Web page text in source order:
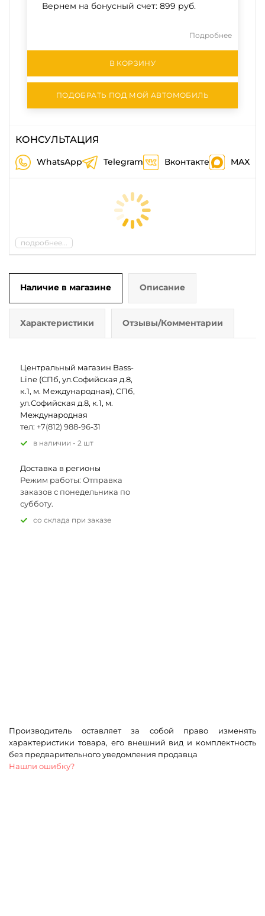
Вернем на бонусный счет: 899 руб.
Подробнее
В КОРЗИНУ
ПОДОБРАТЬ ПОД МОЙ АВТОМОБИЛЬ
КОНСУЛЬТАЦИЯ
WhatsApp Telegram Вконтакте MAX
подробнее...
Наличие в магазине Описание
Характеристики Отзывы/Комментарии
Центральный магазин Bass-
Line (СПб, ул.Софийская д.8,
к.1, м. Международная), СПб,
ул.Софийская д.8, к.1, м.
Международная
тел: +7(812) 988-96-31
В наличии - 2 шт
Доставка в регионы
Режим работы: Отправка
заказов с понедельника по
субботу.
Со склада при заказе
Производитель оставляет за собой право изменять
характеристики товара, его внешний вид и комплектность
без предварительного уведомления продавца
Нашли ошибку?